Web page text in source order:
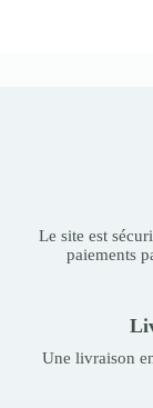
Le site est
paiements
Une livraison